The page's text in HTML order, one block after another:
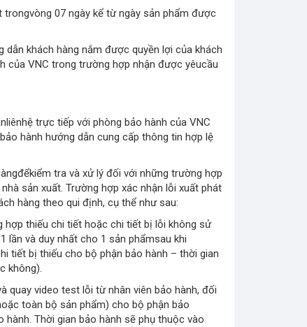
07 ngày kể từ ngày sản phẩm được
khách hàng nắm được quyền lợi của khách
của VNC trong trường hợp nhận được yêucầu
trực tiếp với phòng bảo hành của VNC
hành hướng dẫn cung cấp thông tin hợp lệ
tra và xử lý đối với những trường hợp
sản xuất. Trường hợp xác nhận lỗi xuất phát
hàng theo qui định, cụ thể như sau:
hợp thiếu chi tiết hoặc chi tiết bị lỗi không sử
lần và duy nhất cho 1 sản phẩmsau khi
tiết bị thiếu cho bộ phận bảo hành – thời gian
không).
quay video test lỗi từ nhân viên bảo hành, đối
toàn bộ sản phẩm) cho bộ phận bảo
Thời gian bảo hành sẽ phụ thuộc vào